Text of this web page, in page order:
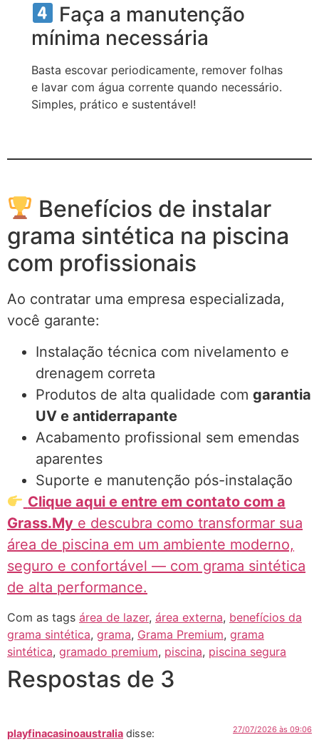
Faça a manutenção
mínima necessária
Basta escovar periodicamente, remover folhas
e lavar com água corrente quando necessário.
Simples, prático e sustentável!
Benefícios de instalar
grama sintética na piscina
com profissionais
Ao contratar uma empresa especializada,
você garante:
Instalação técnica com nivelamento e
drenagem correta
Produtos de alta qualidade com garantia
UV e antiderrapante
Acabamento profissional sem emendas
aparentes
Suporte e manutenção pós-instalação
Clique aqui e entre em contato com a
Grass.My e descubra como transformar sua
área de piscina em um ambiente moderno,
seguro e confortável — com grama sintética
de alta performance.
Com as tags área de lazer, área externa, benefícios da
grama sintética, grama, Grama Premium, grama
sintética, gramado premium, piscina, piscina segura
Respostas de 3
playfinacasinoaustralia disse: 27/07/2026 às 09:06